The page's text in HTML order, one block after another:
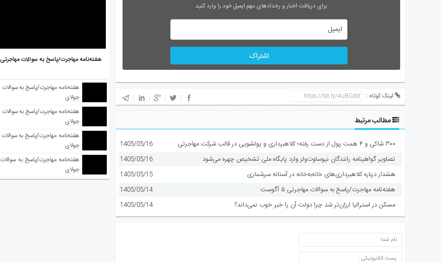
برای دریافت اخبار و رخدادهای مهم ایمیل خود را وارد کنید
اشتراک
لینک کوتاه :
مطالب مرتبط
۳۰۰ شاکی و ۴ همت پول از دست رفته؛ کلاهبرداری و پولشویی در قالب شرکت مهاجرتی 1405/05/16
تصاویر گواهینامه رانندگان نیوساوت‌ولز وارد پایگاه ملی تشخیص چهره می‌شود 1405/05/16
هشدار درباره کلاهبرداری‌های خانه‌به‌خانه در آستانه سرشماری 1405/05/15
هفته‌نامه مهاجرت/پاسخ به سوالات مهاجرتی ۵ آگوست 1405/05/14
مسکن در استرالیا ارزان‌تر شد چرا دولت آن را خبر خوب نمی‌داند؟ 1405/05/14
ارسال دیدگاه
هفته‌نامه مهاجرت/پاسخ به سوالات مهاجرتی ۵ آگوست
جولای
جولای
جولای
جولای